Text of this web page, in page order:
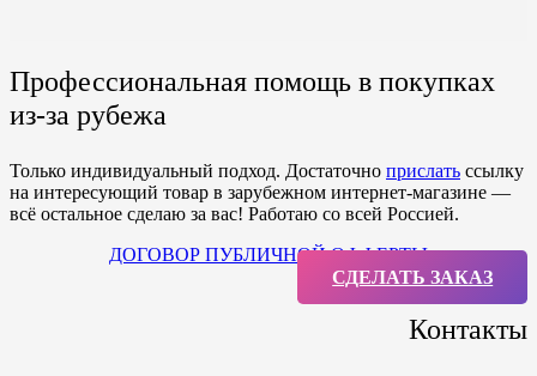
Профессиональная помощь в покупках
из-за рубежа
Только индивидуальный подход. Достаточно прислать ссылку
на интересующий товар в зарубежном интернет-магазине —
всё остальное сделаю за вас! Работаю со всей Россией.
ДОГОВОР ПУБЛИЧНОЙ ОФФЕРТЫ
СДЕЛАТЬ ЗАКАЗ
Контакты